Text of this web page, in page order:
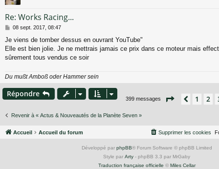
Re: Works Racing...
M
s
s
a
08 sept. 2017, 08:47
Je viens de tomber dessus en ouvrant YouTube"
Elle est bien jolie. Je ne mettrais jamais ce prix dans ce moteur mais
sûrement tous vendus ce soir
Du mußt Amboß oder Hammer sein
Répondre
399 messages Page 4sur 27
1 2
Revenir à « Actus & Nouveautés de la Planète Seven »
Accueil Accueil du forum Supprimer les cookies
Développé par phpBB® Forum Software © phpBB Limited
Style par Arty - phpBB 3.3 par MrGaby
Traduction française officielle © Miles Cellar